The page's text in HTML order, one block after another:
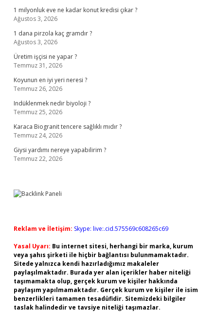
1 milyonluk eve ne kadar konut kredisi çıkar ?
Ağustos 3, 2026
1 dana pirzola kaç gramdır ?
Ağustos 3, 2026
Üretim işçisi ne yapar ?
Temmuz 31, 2026
Koyunun en iyi yeri neresi ?
Temmuz 26, 2026
Indüklenmek nedir biyoloji ?
Temmuz 25, 2026
Karaca Biogranit tencere sağlıklı mıdır ?
Temmuz 24, 2026
Giysi yardımı nereye yapabilirim ?
Temmuz 22, 2026
Reklam ve İletişim: Skype: live:.cid.575569c608265c69
Yasal Uyarı: Bu internet sitesi, herhangi bir marka, kurum
veya şahıs şirketi ile hiçbir bağlantısı bulunmamaktadır.
Sitede yalnızca kendi hazırladığımız makaleler
paylaşılmaktadır. Burada yer alan içerikler haber niteliği
taşımamakta olup, gerçek kurum ve kişiler hakkında
paylaşım yapılmamaktadır. Gerçek kurum ve kişiler ile isim
benzerlikleri tamamen tesadüfidir. Sitemizdeki bilgiler
taslak halindedir ve tavsiye niteliği taşımazlar.